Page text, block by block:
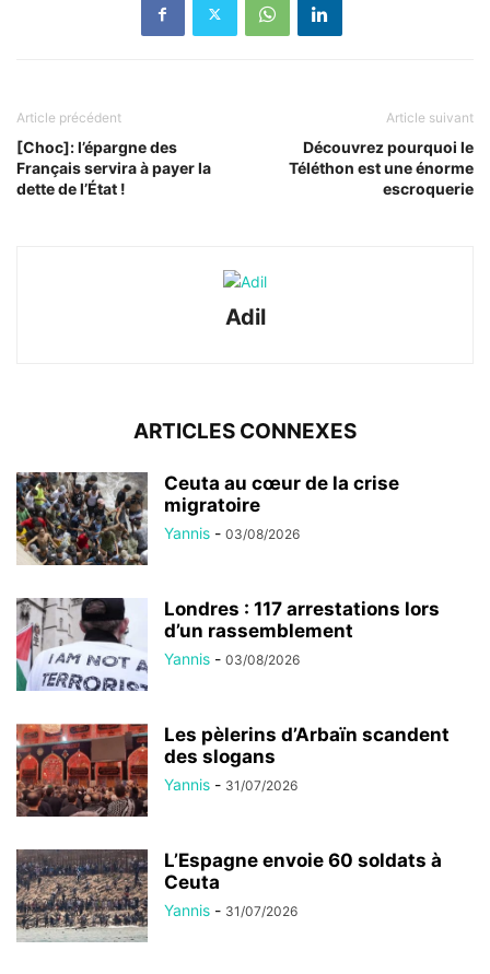
Article précédent
[Choc]: l’épargne des
Français servira à payer la
dette de l’État !
Article suivant
Découvrez pourquoi le
Téléthon est une énorme
escroquerie
Adil
ARTICLES CONNEXES
Ceuta au cœur de la crise
migratoire
Yannis - 03/08/2026
Londres : 117 arrestations lors
d’un rassemblement
Yannis - 03/08/2026
Les pèlerins d’Arbaïn scandent
des slogans
Yannis - 31/07/2026
L’Espagne envoie 60 soldats à
Ceuta
Yannis - 31/07/2026